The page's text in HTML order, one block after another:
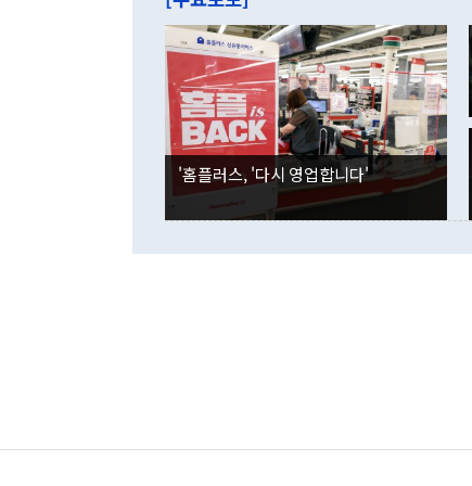
이 9월 러
며 "정부
은 "그것
잘랐다. 정
않았다는
사합의 복
권이라는
뒤 "여기
부의 한 소
를 거쳐
련 부처 장
하고 대통
이나 미국
였던 올해
인의 해외
각각 증가
국인의 국
감소하며
경신했다.
분기 말 만
다. 내국인
다.
'홈플러스, '다시 영업합니다'